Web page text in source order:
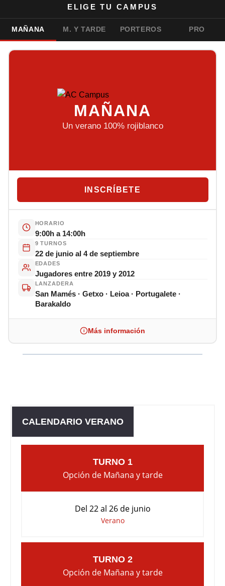
ELIGE TU CAMPUS
MAÑANA M. Y TARDE PORTEROS PRO
MAÑANA
Un verano 100% rojiblanco
INSCRÍBETE
HORARIO
9:00h a 14:00h
9 TURNOS
22 de junio al 4 de septiembre
EDADES
Jugadores entre 2019 y 2012
LANZADERA
San Mamés · Getxo · Leioa · Portugalete ·
Barakaldo
i Más información
CALENDARIO VERANO
TURNO 1
Opción de Mañana y tarde
Del 22 al 26 de junio
Verano
TURNO 2
Opción de Mañana y tarde